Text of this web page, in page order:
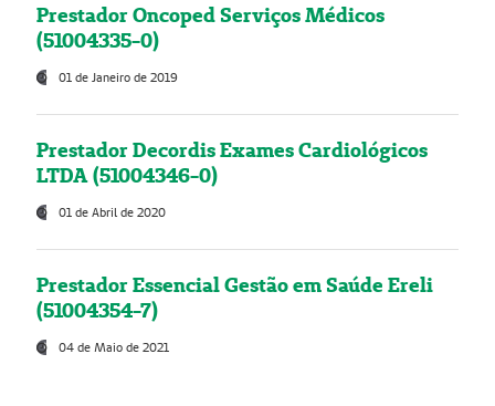
Prestador Oncoped Serviços Médicos
(51004335-0)
01 de Janeiro de 2019
Prestador Decordis Exames Cardiológicos
LTDA (51004346-0)
01 de Abril de 2020
Prestador Essencial Gestão em Saúde Ereli
(51004354-7)
04 de Maio de 2021